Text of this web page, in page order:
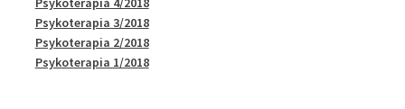
Psykoterapia 3/2018
Psykoterapia 2/2018
Psykoterapia 1/2018